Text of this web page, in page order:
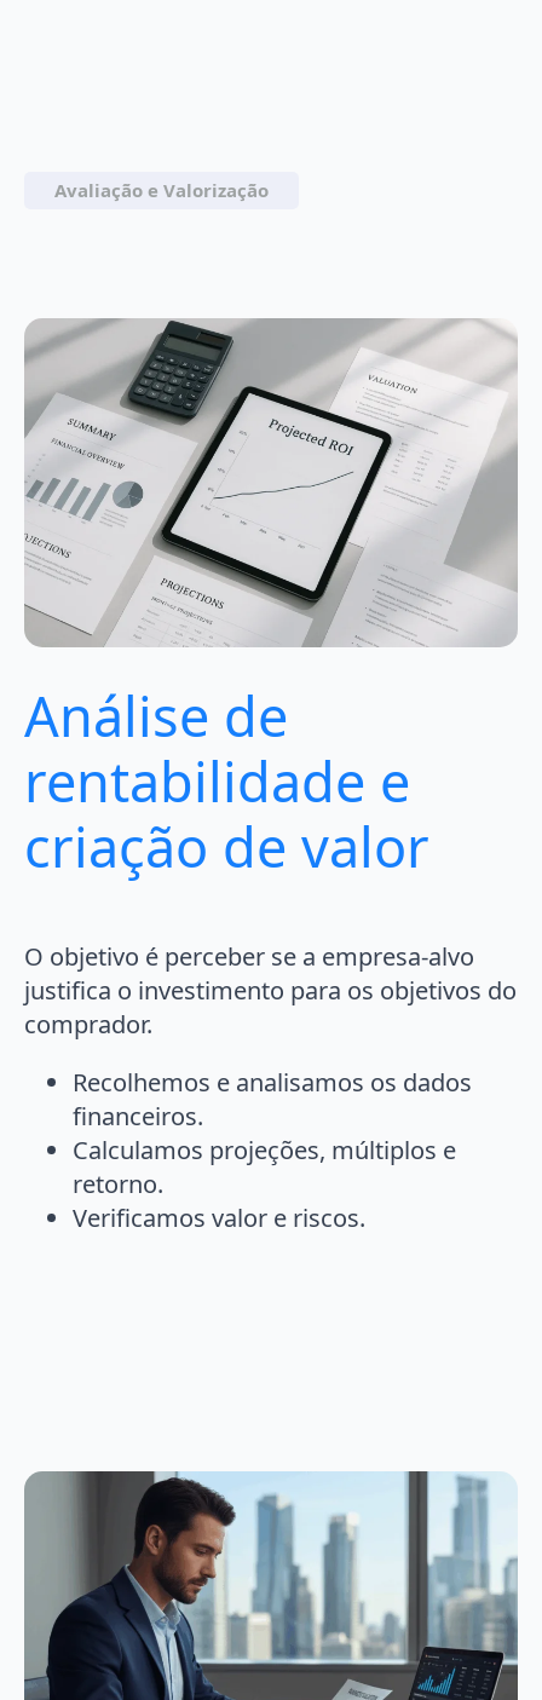
Avaliação e Valorização
Análise de
rentabilidade e
criação de valor
O objetivo é perceber se a empresa-alvo
justifica o investimento para os objetivos do
comprador.
Recolhemos e analisamos os dados
financeiros.
Calculamos projeções, múltiplos e
retorno.
Verificamos valor e riscos.